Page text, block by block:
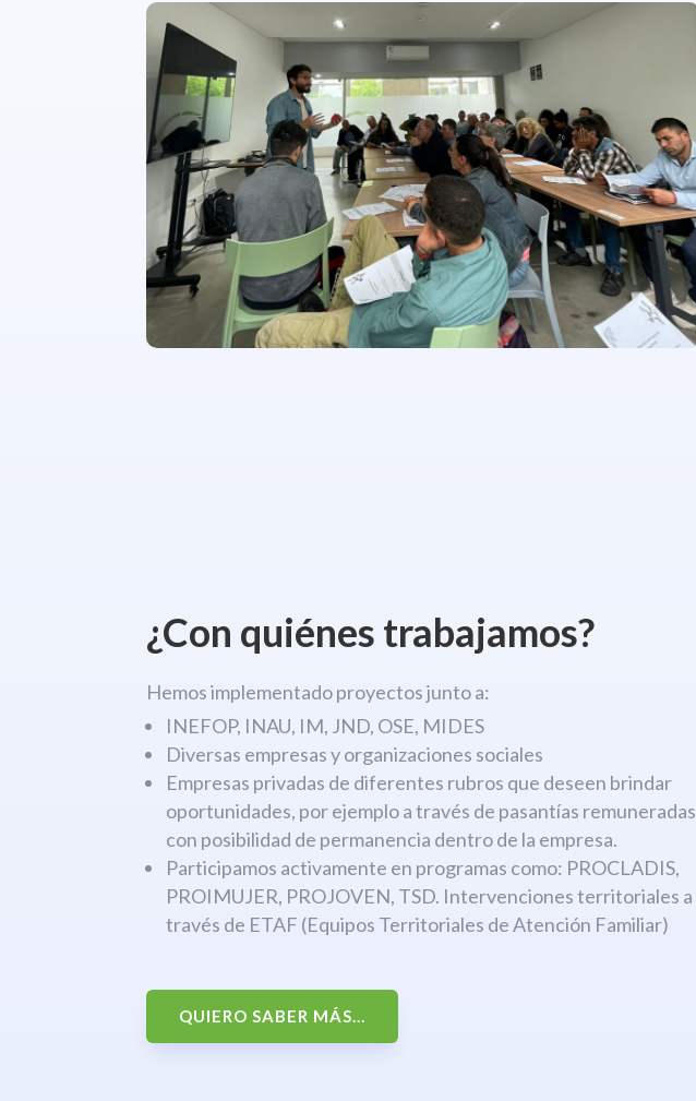
¿Con quiénes trabajamos?
Hemos implementado proyectos junto a:
INEFOP, INAU, IM, JND, OSE, MIDES
Diversas empresas y organizaciones sociales
Empresas privadas de diferentes rubros que deseen brindar
oportunidades, por ejemplo a través de pasantías remuneradas
con posibilidad de permanencia dentro de la empresa.
Participamos activamente en programas como: PROCLADIS,
PROIMUJER, PROJOVEN, TSD. Intervenciones territoriales a
través de ETAF (Equipos Territoriales de Atención Familiar)
QUIERO SABER MÁS...